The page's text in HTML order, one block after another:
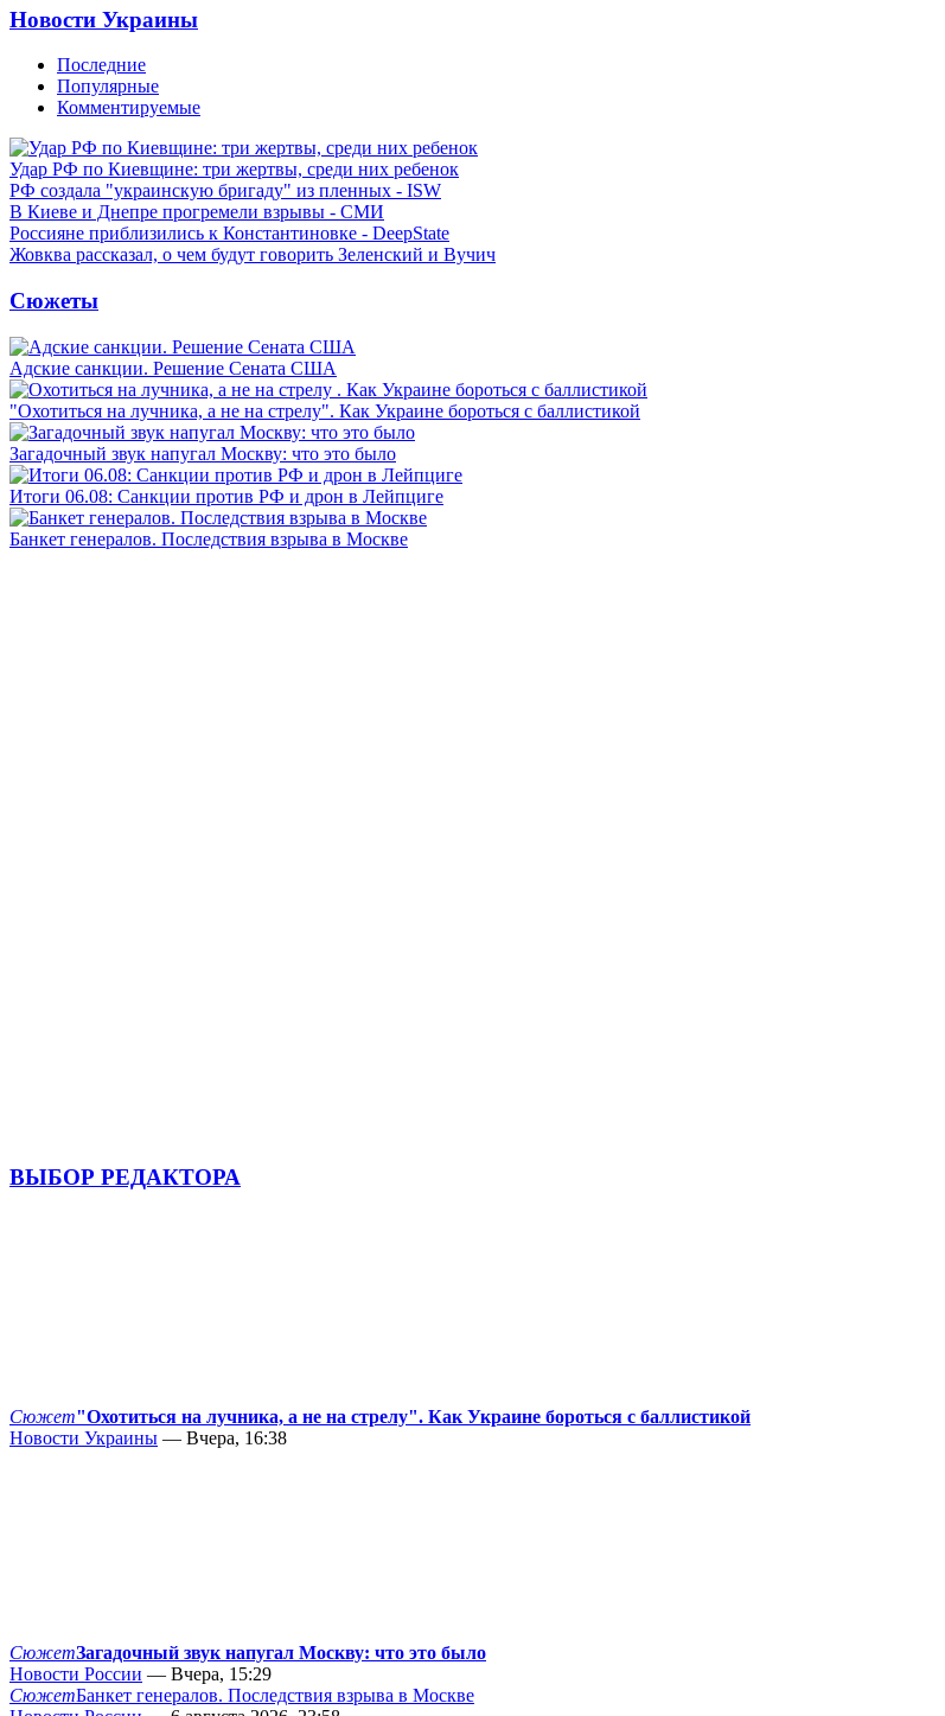
Новости Украины
Последние
Популярные
Комментируемые
Удар РФ по Киевщине: три жертвы, среди них ребенок
РФ создала "украинскую бригаду" из пленных - ISW
В Киеве и Днепре прогремели взрывы - СМИ
Россияне приблизились к Константиновке - DeepState
Жовква рассказал, о чем будут говорить Зеленский и Вучич
Сюжеты
Адские санкции. Решение Сената США
"Охотиться на лучника, а не на стрелу". Как Украине бороться с баллистикой
Загадочный звук напугал Москву: что это было
Итоги 06.08: Санкции против РФ и дрон в Лейпциге
Банкет генералов. Последствия взрыва в Москве
ВЫБОР РЕДАКТОРА
Сюжет"Охотиться на лучника, а не на стрелу". Как Украине бороться с баллистикой
Новости Украины — Вчера, 16:38
СюжетЗагадочный звук напугал Москву: что это было
Новости России — Вчера, 15:29
СюжетБанкет генералов. Последствия взрыва в Москве